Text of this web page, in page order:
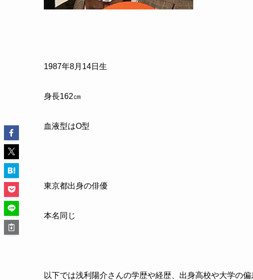
1987年8月 14日生
身長162㎝
血液型はO型
東京都出身の俳優
本名同じ
以下では浅利陽介さんの学歴や経歴、出身高校や大学の